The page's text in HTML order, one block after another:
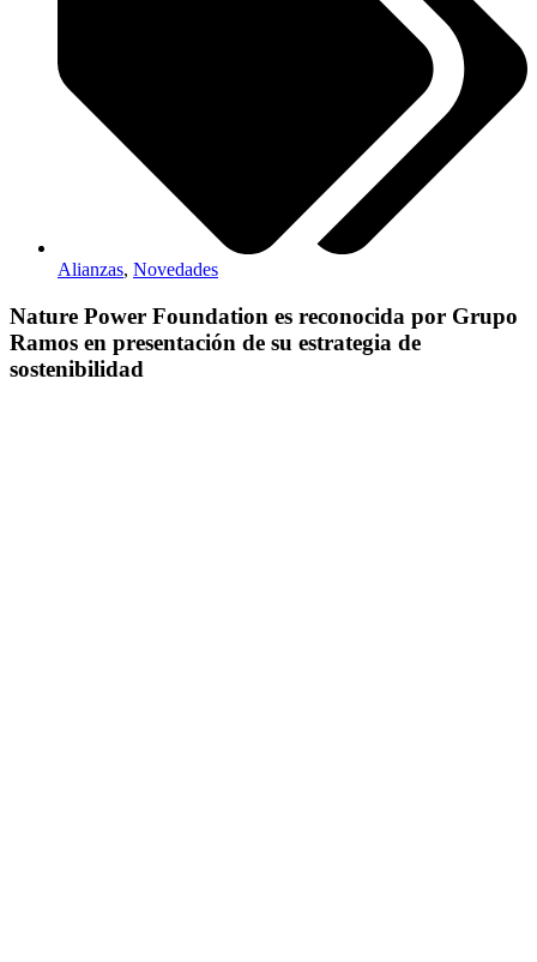
Alianzas, Novedades
Nature Power Foundation es reconocida por Grupo
Ramos en presentación de su estrategia de
sostenibilidad